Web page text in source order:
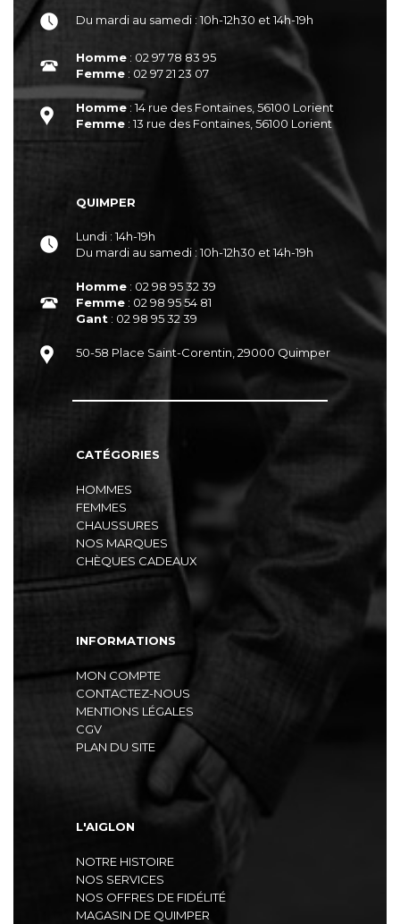
Du mardi au samedi : 10h-12h30 et 14h-19h
Homme : 02 97 78 83 95
Femme : 02 97 21 23 07
Homme : 14 rue des Fontaines, 56100 Lorient
Femme : 13 rue des Fontaines, 56100 Lorient
QUIMPER
Lundi : 14h-19h
Du mardi au samedi : 10h-12h30 et 14h-19h
Homme : 02 98 95 32 39
Femme : 02 98 95 54 81
Gant : 02 98 95 32 39
50-58 Place Saint-Corentin, 29000 Quimper
CATÉGORIES
HOMMES
FEMMES
CHAUSSURES
NOS MARQUES
CHÈQUES CADEAUX
INFORMATIONS
MON COMPTE
CONTACTEZ-NOUS
MENTIONS LÉGALES
CGV
PLAN DU SITE
L'AIGLON
NOTRE HISTOIRE
NOS SERVICES
NOS OFFRES DE FIDÉLITÉ
MAGASIN DE QUIMPER